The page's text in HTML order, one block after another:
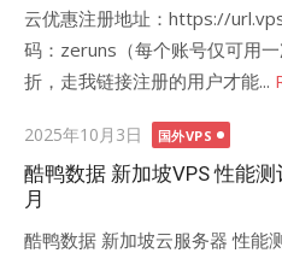
云优惠注册地址：https://
码：zeruns（每个账号仅可用
折，走我链接注册的用户才能...
Posted
on
2025年10月3日 国外VPS
酷鸭数据 新加坡VPS 性能
月
酷鸭数据 新加坡云服务器 性能